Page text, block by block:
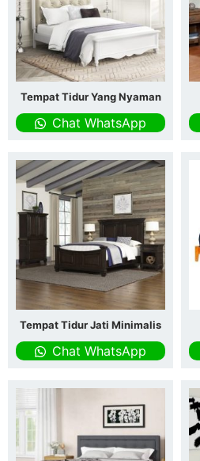
Tempat Tidur Yang Nyaman
Chat WhatsApp
Tempat Tidur Jati Minimalis
Chat WhatsApp